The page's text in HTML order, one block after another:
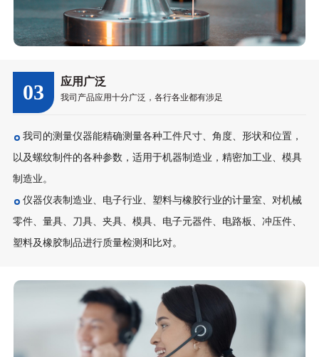
03 应用广泛
我司产品应用十分广泛，各行各业都有涉足
我司的测量仪器能精确测量各种工件尺寸、角度、形状和位置，
以及螺纹制件的各种参数，适用于机器制造业，精密加工业、模具
制造业。
仪器仪表制造业、电子行业、塑料与橡胶行业的计量室、对机械
零件、量具、刀具、夹具、模具、电子元器件、电路板、冲压件、
塑料及橡胶制品进行质量检测和比对。